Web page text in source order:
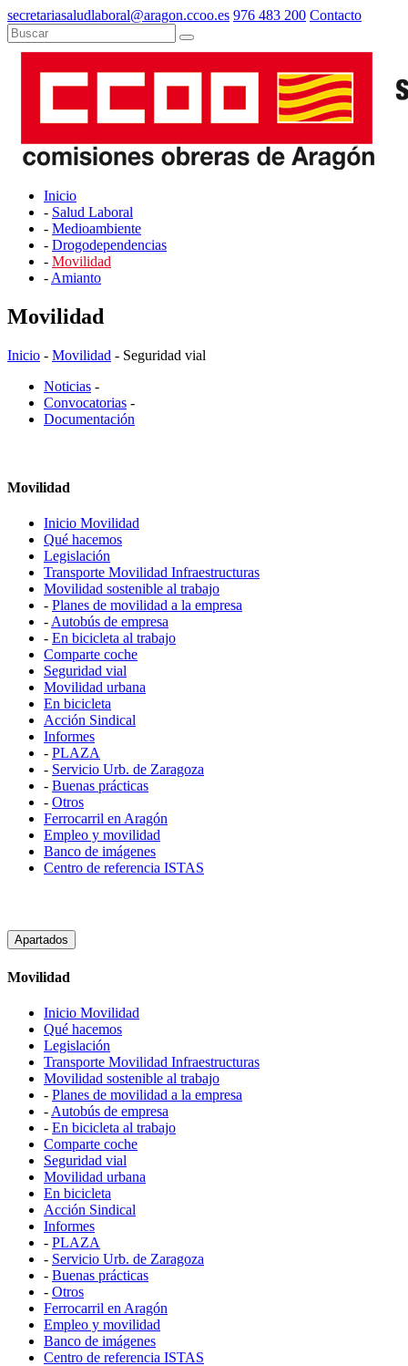
secretariasaludlaboral@aragon.ccoo.es 976 483 200 Contacto
Inicio
- Salud Laboral
- Medioambiente
- Drogodependencias
- Movilidad
- Amianto
Movilidad
Inicio - Movilidad - Seguridad vial
Noticias -
Convocatorias -
Documentación
Movilidad
Inicio Movilidad
Qué hacemos
Legislación
Transporte Movilidad Infraestructuras
Movilidad sostenible al trabajo
- Planes de movilidad a la empresa
- Autobús de empresa
- En bicicleta al trabajo
Comparte coche
Seguridad vial
Movilidad urbana
En bicicleta
Acción Sindical
Informes
- PLAZA
- Servicio Urb. de Zaragoza
- Buenas prácticas
- Otros
Ferrocarril en Aragón
Empleo y movilidad
Banco de imágenes
Centro de referencia ISTAS
Apartados
Movilidad
Inicio Movilidad
Qué hacemos
Legislación
Transporte Movilidad Infraestructuras
Movilidad sostenible al trabajo
- Planes de movilidad a la empresa
- Autobús de empresa
- En bicicleta al trabajo
Comparte coche
Seguridad vial
Movilidad urbana
En bicicleta
Acción Sindical
Informes
- PLAZA
- Servicio Urb. de Zaragoza
- Buenas prácticas
- Otros
Ferrocarril en Aragón
Empleo y movilidad
Banco de imágenes
Centro de referencia ISTAS